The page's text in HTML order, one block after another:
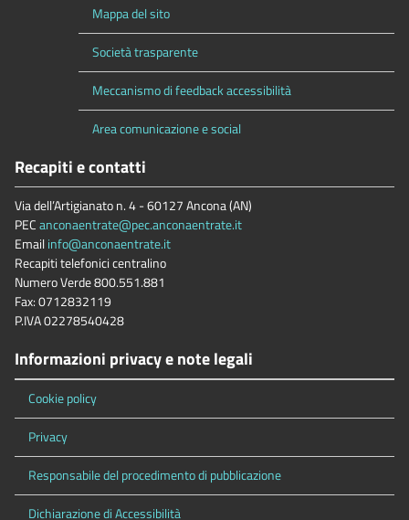
Mappa del sito
Società trasparente
Meccanismo di feedback accessibilità
Area comunicazione e social
Recapiti e contatti
Via dell’Artigianato n. 4 - 60127 Ancona (AN)
PECanconaentrate@pec.anconaentrate.it
Emailinfo@anconaentrate.it
Recapiti telefonici centralino
Numero Verde 800.551.881
Fax: 0712832119
P.IVA 02278540428
Informazioni privacy e note legali
Cookie policy
Privacy
Responsabile del procedimento di pubblicazione
Dichiarazione di Accessibilità